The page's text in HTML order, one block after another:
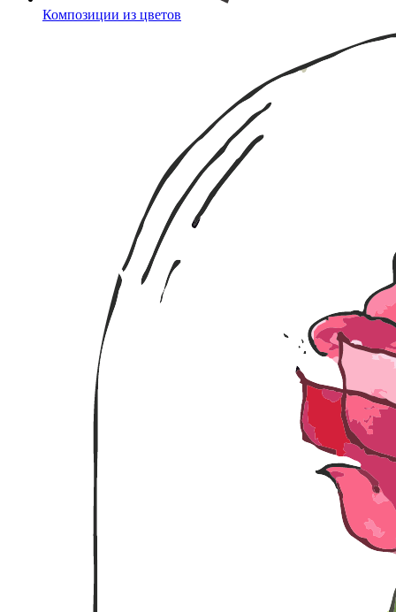
Композиции из цветов